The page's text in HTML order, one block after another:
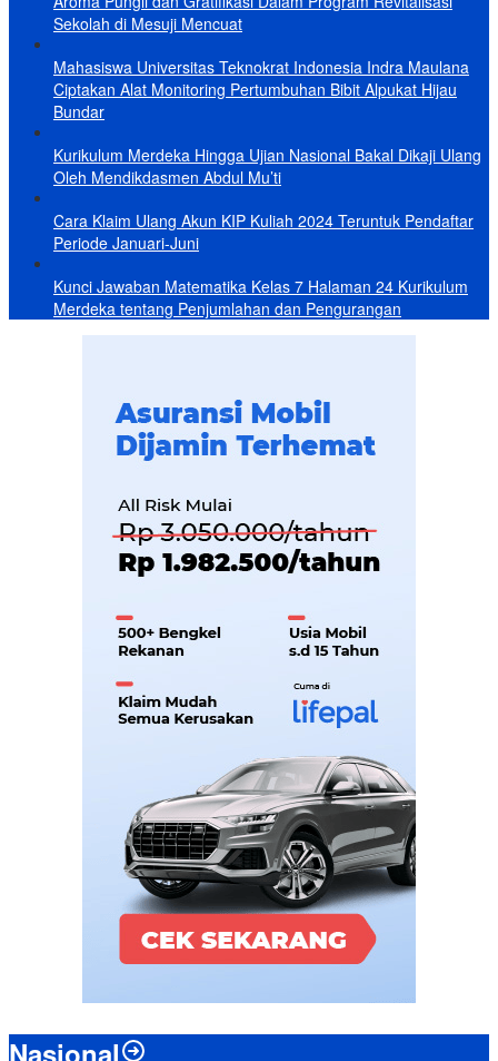
Sekolah di Mesuji Mencuat
Mahasiswa Universitas Teknokrat Indonesia Indra Maulana
Ciptakan Alat Monitoring Pertumbuhan Bibit Alpukat Hijau
Bundar
Kurikulum Merdeka Hingga Ujian Nasional Bakal Dikaji Ulang
Oleh Mendikdasmen Abdul Mu’ti
Cara Klaim Ulang Akun KIP Kuliah 2024 Teruntuk Pendaftar
Periode Januari-Juni
Kunci Jawaban Matematika Kelas 7 Halaman 24 Kurikulum
Merdeka tentang Penjumlahan dan Pengurangan